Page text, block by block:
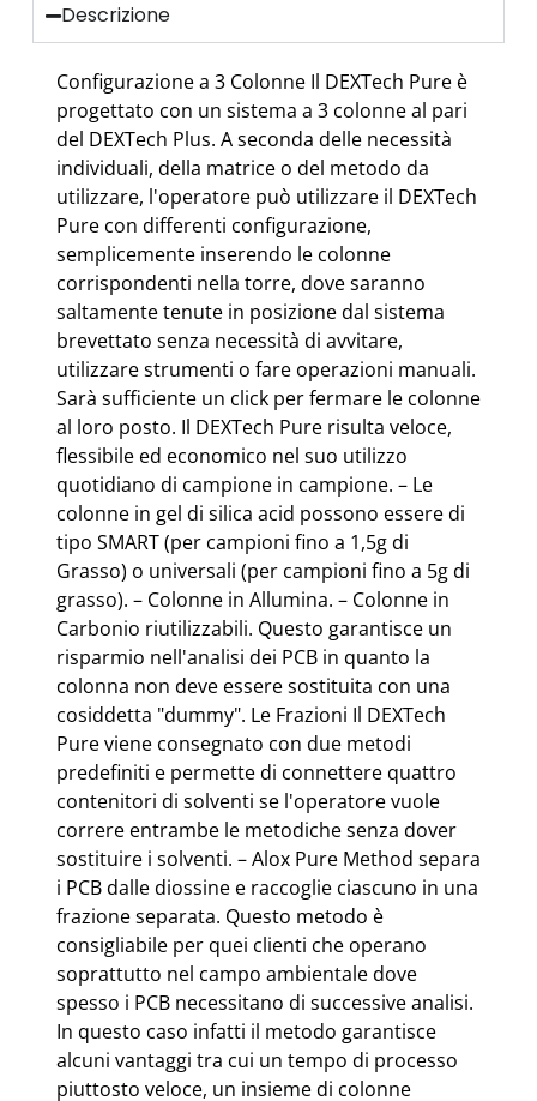
Descrizione
Configurazione a 3 Colonne Il DEXTech Pure è
progettato con un sistema a 3 colonne al pari
del DEXTech Plus. A seconda delle necessità
individuali, della matrice o del metodo da
utilizzare, l'operatore può utilizzare il DEXTech
Pure con differenti configurazione,
semplicemente inserendo le colonne
corrispondenti nella torre, dove saranno
saltamente tenute in posizione dal sistema
brevettato senza necessità di avvitare,
utilizzare strumenti o fare operazioni manuali.
Sarà sufficiente un click per fermare le colonne
al loro posto. Il DEXTech Pure risulta veloce,
flessibile ed economico nel suo utilizzo
quotidiano di campione in campione. – Le
colonne in gel di silica acid possono essere di
tipo SMART (per campioni fino a 1,5g di
Grasso) o universali (per campioni fino a 5g di
grasso). – Colonne in Allumina. – Colonne in
Carbonio riutilizzabili. Questo garantisce un
risparmio nell'analisi dei PCB in quanto la
colonna non deve essere sostituita con una
cosiddetta "dummy". Le Frazioni Il DEXTech
Pure viene consegnato con due metodi
predefiniti e permette di connettere quattro
contenitori di solventi se l'operatore vuole
correre entrambe le metodiche senza dover
sostituire i solventi. – Alox Pure Method separa
i PCB dalle diossine e raccoglie ciascuno in una
frazione separata. Questo metodo è
consigliabile per quei clienti che operano
soprattutto nel campo ambientale dove
spesso i PCB necessitano di successive analisi.
In questo caso infatti il metodo garantisce
alcuni vantaggi tra cui un tempo di processo
piuttosto veloce, un insieme di colonne